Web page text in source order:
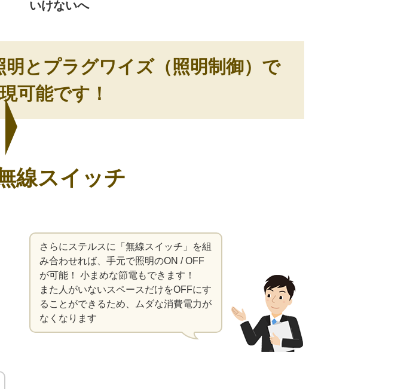
とプラグワイズ（照明制御）で
可能です！
線スイッチ
さらにステルスに「無線スイッチ」を組
み合わせれば、手元で照明のON / OFF
が可能！ 小まめな節電もできます！
また人がいないスペースだけをOFFにす
ることができるため、ムダな消費電力が
なくなります